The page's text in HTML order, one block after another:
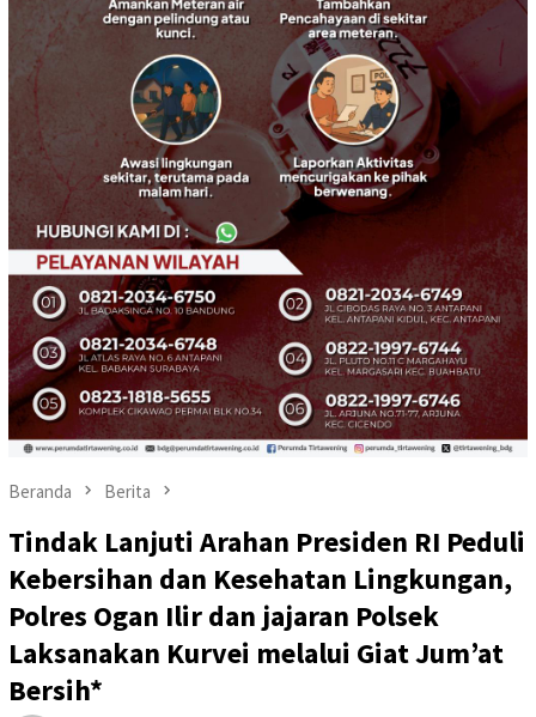
Beranda Berita
Tindak Lanjuti Arahan Presiden RI Peduli
Kebersihan dan Kesehatan Lingkungan,
Polres Ogan Ilir dan jajaran Polsek
Laksanakan Kurvei melalui Giat Jum’at
Bersih* ‎